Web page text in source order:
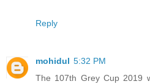
Reply
mohidul 5:32 PM
The 107th Grey Cup 2019